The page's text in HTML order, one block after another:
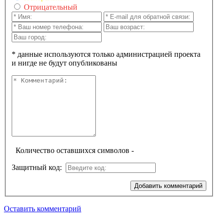
Отрицательный
* данные используются только администрацией проекта
и нигде не будут опубликованы
Количество оставшихся символов -
Защитный код:
Оставить комментарий